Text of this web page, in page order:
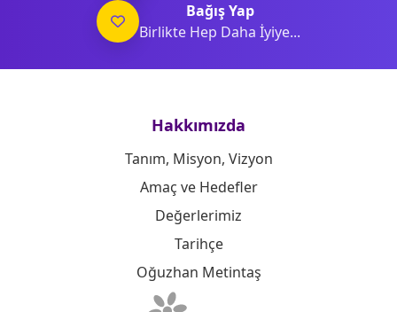
Bağış Yap
Birlikte Hep Daha İyiye...
Hakkımızda
Tanım, Misyon, Vizyon
Amaç ve Hedefler
Değerlerimiz
Tarihçe
Oğuzhan Metintaş